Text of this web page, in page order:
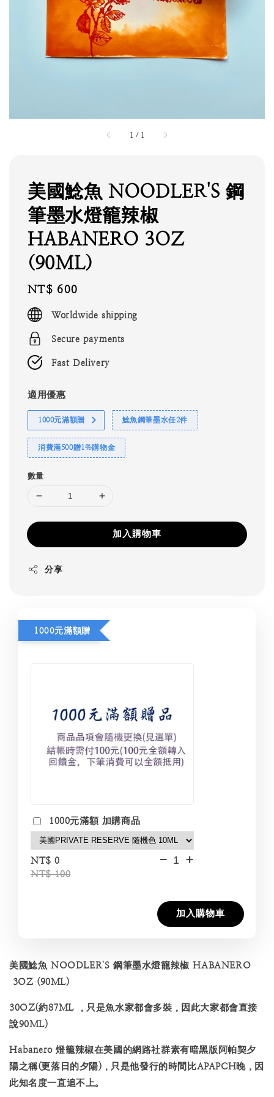
1 / 1
美國鯰魚 NOODLER'S 鋼
筆墨水燈籠辣椒
HABANERO 3OZ
(90ML)
Regular
price
NT$ 600
Worldwide shipping
Secure payments
Fast Delivery
適用優惠
1000元滿額贈 鯰魚鋼筆墨水任2件
消費滿500贈1%購物金
數量
加入購物車
分享
1000元滿額贈
1000元滿額 加購商品
NT$ 0
NT$ 100
- +
加入購物車
美國鯰魚 NOODLER'S 鋼筆墨水燈籠辣椒 HABANERO
3OZ (90ML)
30OZ(約87ML ，只是魚水家都會多裝，因此大家都會直接
說90ML)
Habanero 燈籠辣椒在美國的網路社群素有暗黑版阿帕契夕
陽之稱(更落日的夕陽)，只是他發行的時間比APAPCH晚，因
此知名度一直追不上。